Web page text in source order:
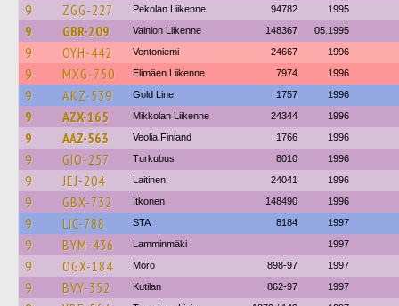
9 ZGG-227 Pekolan Liikenne 94782 1995
9 GBR-209 Vainion Liikenne 148367 05.1995
9 OYH-442 Ventoniemi 24667 1996
9 MXG-750 Elimäen Liikenne 7974 1996
9 AKZ-539 Gold Line 1757 1996
9 AZX-165 Mikkolan Liikenne 24344 1996
9 AAZ-563 Veolia Finland 1766 1996
9 GIO-257 Turkubus 8010 1996
9 JEJ-204 Laitinen 24041 1996
9 GBX-732 Itkonen 148490 1996
9 LIC-788 STA 8184 1997
9 BYM-436 Lamminmäki 1997
9 OGX-184 Mörö 898-97 1997
9 BVY-352 Kutilan 862-97 1997